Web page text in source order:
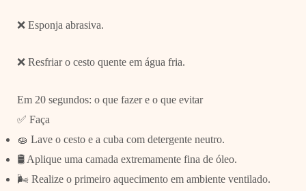
❌ Esponja abrasiva.
❌ Resfriar o cesto quente em água fria.
Em 20 segundos: o que fazer e o que evitar
✅ Faça
🧽 Lave o cesto e a cuba com detergente neutro.
🛢️ Aplique uma camada extremamente fina de óleo.
🌬️ Realize o primeiro aquecimento em ambiente ventilado.